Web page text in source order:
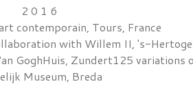
2 0 1 6
contemporain, Tours, France
with Willem II, 's-
GoghHuis, Zundert125 variations
Museum, Breda